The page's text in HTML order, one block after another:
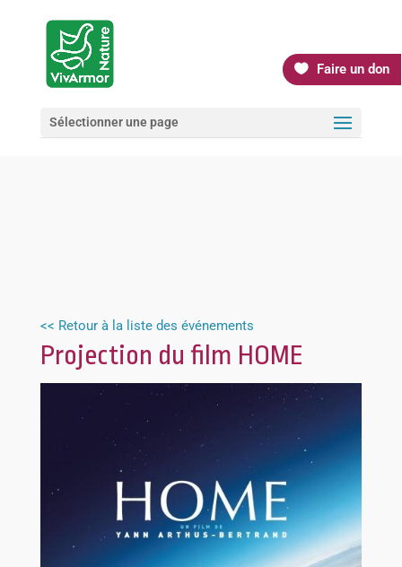
Faire un don
Sélectionner une page
<< Retour à la liste des événements
Projection du film HOME